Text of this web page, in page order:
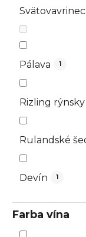
Pálava 1
Rizling rýnsky
Rulandské
Devín 1
Farba vína